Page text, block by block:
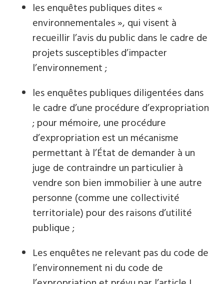
les enquêtes publiques dites «
environnementales », qui visent à
recueillir l’avis du public dans le cadre de
projets susceptibles d’impacter
l’environnement ;
les enquêtes publiques diligentées dans
le cadre d’une procédure d’expropriation
; pour mémoire, une procédure
d’expropriation est un mécanisme
permettant à l’État de demander à un
juge de contraindre un particulier à
vendre son bien immobilier à une autre
personne (comme une collectivité
territoriale) pour des raisons d’utilité
publique ;
Les enquêtes ne relevant pas du code de
l’environnement ni du code de